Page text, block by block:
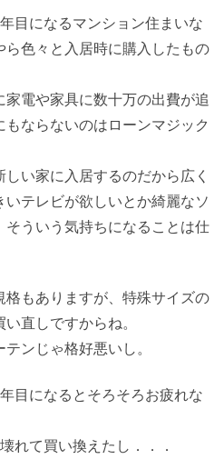
目になるマンション住まいな
ら色々と入居時に購入したもの
電や家具に数十万の出費が追
ならないのはローンマジック
い家に入居するのだから広く
テレビが欲しいとか綺麗なソ
そういう気持ちになることは仕
格もありますが、特殊サイズの
直しですからね。
ンじゃ格好悪いし。
目になるとそろそろお疲れな
れて買い換えたし．．．